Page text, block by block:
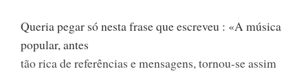
Queria pegar só nesta frase que escreveu : «A música
popular, antes
tão rica de referências e mensagens, tornou-se assim